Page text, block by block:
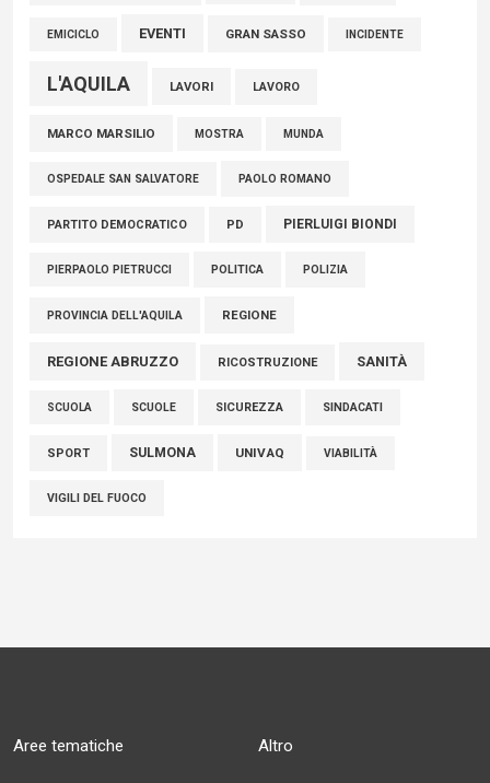
EMICICLO EVENTI GRAN SASSO INCIDENTE
L'AQUILA LAVORI LAVORO
MARCO MARSILIO MOSTRA MUNDA
OSPEDALE SAN SALVATORE PAOLO ROMANO
PARTITO DEMOCRATICO PD PIERLUIGI BIONDI
PIERPAOLO PIETRUCCI POLITICA POLIZIA
PROVINCIA DELL'AQUILA REGIONE
REGIONE ABRUZZO RICOSTRUZIONE SANITÀ
SCUOLA SCUOLE SICUREZZA SINDACATI
SPORT SULMONA UNIVAQ VIABILITÀ
VIGILI DEL FUOCO
Aree tematiche Altro